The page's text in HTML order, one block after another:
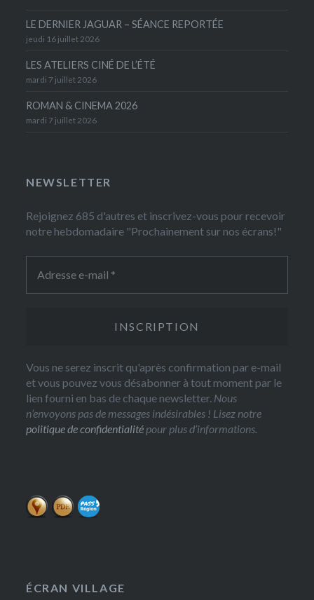
LE DERNIER JAGUAR – SÉANCE REPORTÉE
jeudi 16 juillet 2026
LES ATELIERS CINÉ DE L’ÉTÉ
mardi 7 juillet 2026
ROMAN & CINEMA 2026
mardi 7 juillet 2026
NEWSLETTER
Rejoignez 685 d'autres et inscrivez-vous pour recevoir
notre hebdomadaire "Prochainement sur nos écrans!"
Vous ne serez inscrit qu'après confirmation par e-mail
et vous pouvez vous désabonner à tout moment par le
lien fourni en bas de chaque newsletter. Nous
n’envoyons pas de messages indésirables ! Lisez notre
politique de confidentialité pour plus d’informations.
ÉCRAN VILLAGE